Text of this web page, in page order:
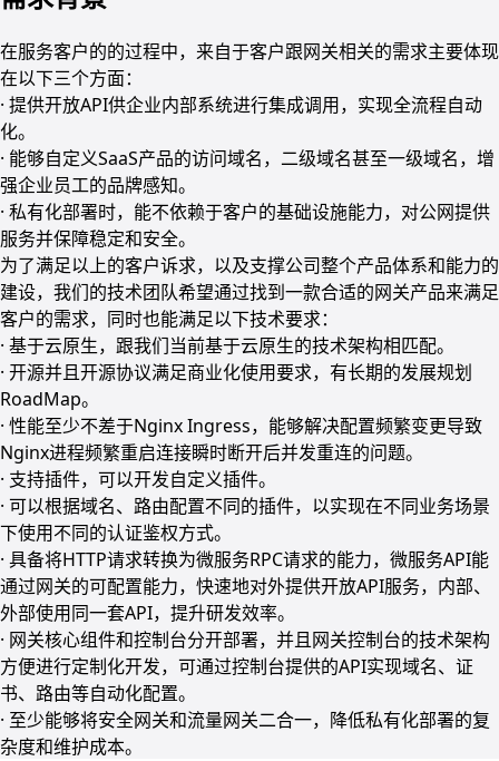
在服务客户的的过程中，来自于客户跟网关相关的需求主要体现
在以下三个方面：
· 提供开放API供企业内部系统进行集成调用，实现全流程自动
化。
· 能够自定义SaaS产品的访问域名，二级域名甚至一级域名，增
强企业员工的品牌感知。
· 私有化部署时，能不依赖于客户的基础设施能力，对公网提供
服务并保障稳定和安全。
为了满足以上的客户诉求，以及支撑公司整个产品体系和能力的
建设，我们的技术团队希望通过找到一款合适的网关产品来满足
客户的需求，同时也能满足以下技术要求：
· 基于云原生，跟我们当前基于云原生的技术架构相匹配。
· 开源并且开源协议满足商业化使用要求，有长期的发展规划
RoadMap。
· 性能至少不差于Nginx Ingress，能够解决配置频繁变更导致
Nginx进程频繁重启连接瞬时断开后并发重连的问题。
· 支持插件，可以开发自定义插件。
· 可以根据域名、路由配置不同的插件，以实现在不同业务场景
下使用不同的认证鉴权方式。
· 具备将HTTP请求转换为微服务RPC请求的能力，微服务API能
通过网关的可配置能力，快速地对外提供开放API服务，内部、
外部使用同一套API，提升研发效率。
· 网关核心组件和控制台分开部署，并且网关控制台的技术架构
方便进行定制化开发，可通过控制台提供的API实现域名、证
书、路由等自动化配置。
· 至少能够将安全网关和流量网关二合一，降低私有化部署的复
杂度和维护成本。